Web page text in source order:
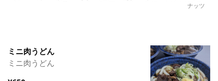
ナッツ
ミニ肉うどん
ミニ肉うどん